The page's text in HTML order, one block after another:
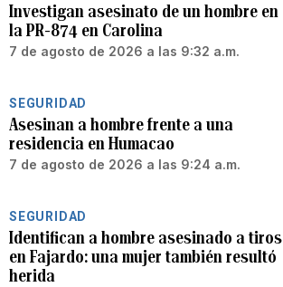
Investigan asesinato de un hombre en
la PR-874 en Carolina
7 de agosto de 2026 a las 9:32 a.m.
SEGURIDAD
Asesinan a hombre frente a una
residencia en Humacao
7 de agosto de 2026 a las 9:24 a.m.
SEGURIDAD
Identifican a hombre asesinado a tiros
en Fajardo: una mujer también resultó
herida